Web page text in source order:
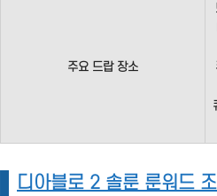
주요 드랍 장소
디아블로 2 솔룬 룬워드